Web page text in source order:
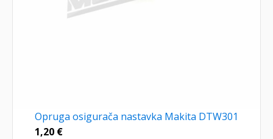
Opruga osigurača nastavka Makita DTW301
1,20 €